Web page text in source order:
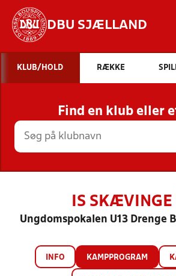
DBU SJÆLLAND
STILLINGER, RESULTATER,
HOLD
KLUB/HOLD RÆKKE
Find en klub eller
IS
Ungdomspokalen U13 Drenge
INFO KAMPPROGRAM